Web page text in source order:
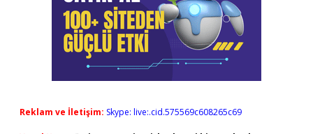
Reklam ve İletişim: Skype: live:.cid.575569c608265c69